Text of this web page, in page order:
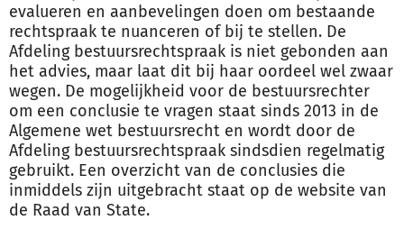
evalueren en aanbevelingen doen om bestaande
rechtspraak te nuanceren of bij te stellen. De
Afdeling bestuursrechtspraak is niet gebonden aan
het advies, maar laat dit bij haar oordeel wel zwaar
wegen. De mogelijkheid voor de bestuursrechter
om een conclusie te vragen staat sinds 2013 in de
Algemene wet bestuursrecht en wordt door de
Afdeling bestuursrechtspraak sindsdien regelmatig
gebruikt. Een overzicht van de conclusies die
inmiddels zijn uitgebracht staat op de website van
de Raad van State.